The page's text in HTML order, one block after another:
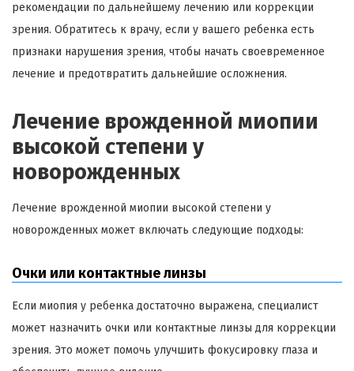
рекомендации по дальнейшему лечению или коррекции
зрения. Обратитесь к врачу, если у вашего ребенка есть
признаки нарушения зрения, чтобы начать своевременное
лечение и предотвратить дальнейшие осложнения.
Лечение врожденной миопии
высокой степени у
новорожденных
Лечение врожденной миопии высокой степени у
новорожденных может включать следующие подходы:
Очки или контактные линзы
Если миопия у ребенка достаточно выражена, специалист
может назначить очки или контактные линзы для коррекции
зрения. Это может помочь улучшить фокусировку глаза и